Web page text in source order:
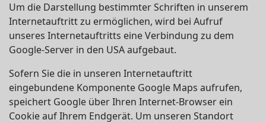
Um die Darstellung bestimmter Schriften in unserem
Internetauftritt zu ermöglichen, wird bei Aufruf
unseres Internetauftritts eine Verbindung zu dem
Google-Server in den USA aufgebaut.
Sofern Sie die in unseren Internetauftritt
eingebundene Komponente Google Maps aufrufen,
speichert Google über Ihren Internet-Browser ein
Cookie auf Ihrem Endgerät. Um unseren Standort